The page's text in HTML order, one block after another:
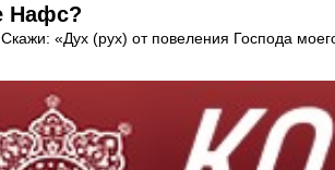
Нафс?
«Дух (рух) от повеления Господа